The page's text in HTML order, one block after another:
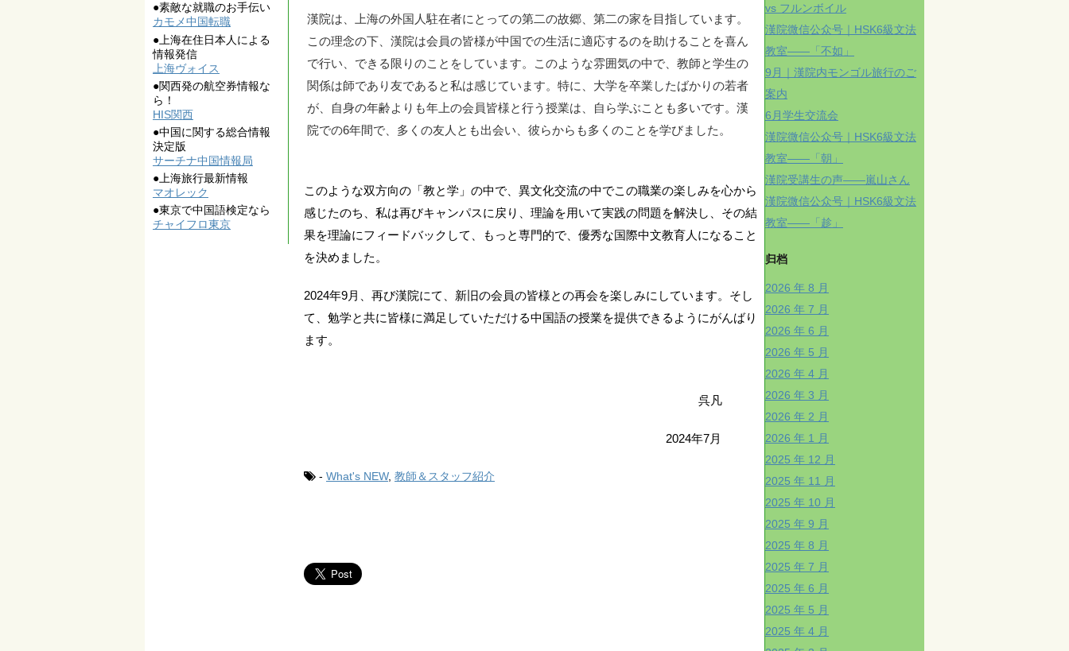
漢院は、上海の外国人駐在者にとっての第二の故郷、第二の家を目指しています。
この理念の下、漢院は会員の皆様が中国での生活に適応するのを助けることを喜ん
で行い、できる限りのことをしています。このような雰囲気の中で、教師と学生の
関係は師であり友であると私は感じています。特に、大学を卒業したばかりの若者
が、自身の年齢よりも年上の会員皆様と行う授業は、自ら学ぶことも多いです。漢
院での6年間で、多くの友人とも出会い、彼らからも多くのことを学びました。
このような双方向の「教と学」の中で、異文化交流の中でこの職業の楽しみを心から
感じたのち、私は再びキャンパスに戻り、理論を用いて実践の問題を解決し、その結
果を理論にフィードバックして、もっと専門的で、優秀な国際中文教育人になること
を決めました。
2024年9月、再び漢院にて、新旧の会員の皆様との再会を楽しみにしています。そし
て、勉学と共に皆様に満足していただける中国語の授業を提供できるようにがんばり
ます。
呉凡
2024年7月
- What's NEW, 教師＆スタッフ紹介
vs フルンボイル
漢院微信公众号｜HSK6級文法
教室——「不如」
9月｜漢院内モンゴル旅行のご
案内
6月学生交流会
漢院微信公众号｜HSK6級文法
教室——「朝」
漢院受講生の声——嵐山さん
漢院微信公众号｜HSK6級文法
教室——「趁」
归档
2026 年 8 月
2026 年 7 月
2026 年 6 月
2026 年 5 月
2026 年 4 月
2026 年 3 月
2026 年 2 月
2026 年 1 月
2025 年 12 月
2025 年 11 月
2025 年 10 月
2025 年 9 月
2025 年 8 月
2025 年 7 月
2025 年 6 月
2025 年 5 月
2025 年 4 月
●素敵な就職のお手伝い
カモメ中国転職
●上海在住日本人による
情報発信
上海ヴォイス
●関西発の航空券情報な
ら！
HIS関西
●中国に関する総合情報
決定版
サーチナ中国情報局
●上海旅行最新情報
マオレック
●東京で中国語検定なら
チャイフロ東京